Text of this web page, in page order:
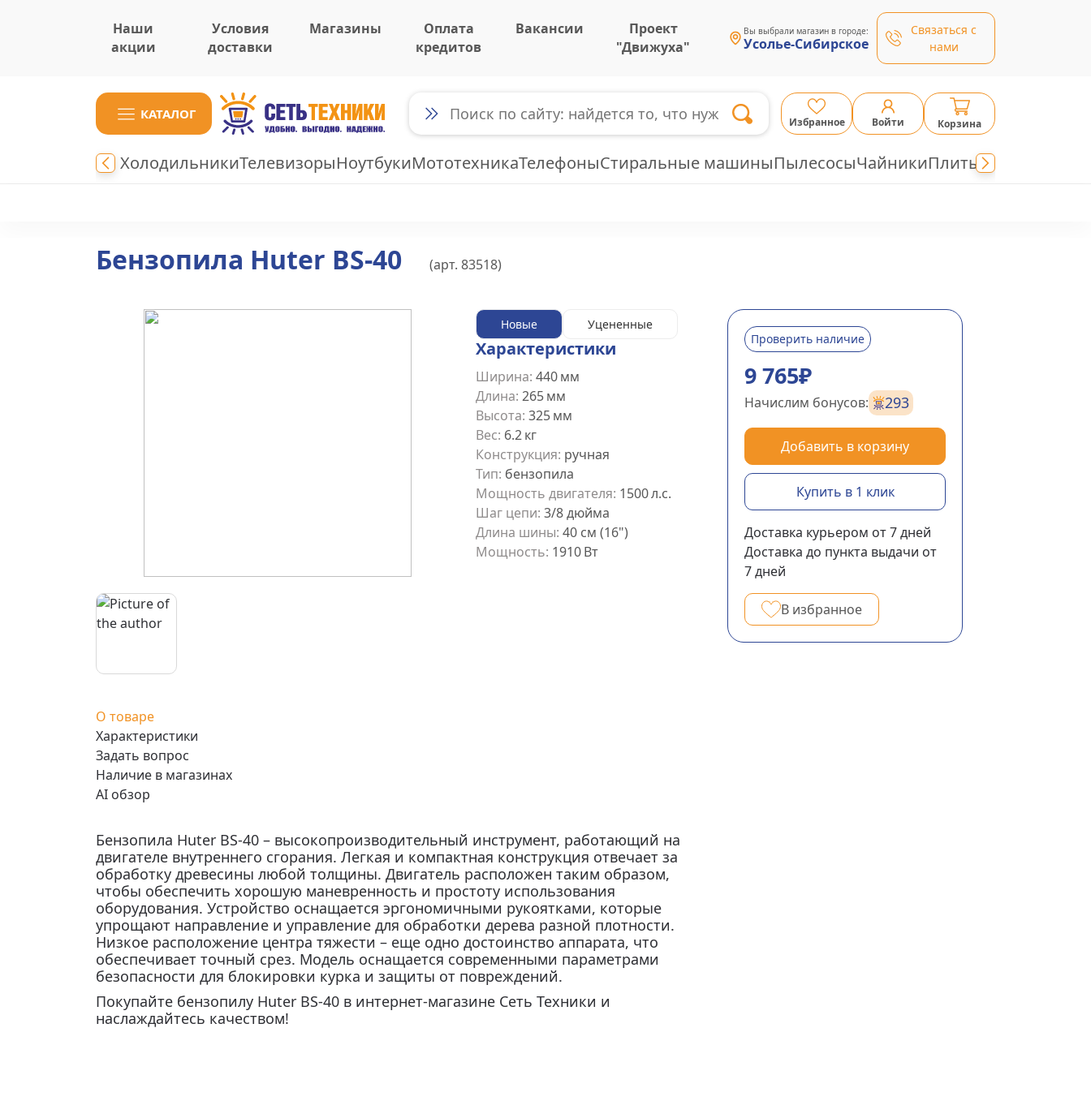
Наши
акции
Условия
доставки
Магазины
Оплата
кредитов
Вакансии
Проект
"Движуха"
Вы выбрали магазин в городе:
Усолье-Сибирское
Связаться с
нами
КАТАЛОГ
Избранное Войти Корзина
ХолодильникиТелевизорыНоутбукиМототехникаТелефоныСтиральные машиныПылесосыЧайникиПлиты
Бензопила Huter BS-40 (арт. 83518)
9 765₽
Проверить наличие
Начислим бонусов: 293
Добавить в корзину
Купить в 1 клик
Доставка курьером от 7дней
Доставка до пункта выдачи от
7дней
В избранное
Новые Уцененные
Характеристики
Ширина: 440мм
Длина: 265мм
Высота: 325мм
Вес: 6.2кг
Конструкция: ручная
Тип: бензопила
Мощность двигателя: 1500л.с.
Шаг цепи: 3/8 дюйма
Длина шины: 40 см (16")
Мощность: 1910Вт
О товаре
Характеристики
Задать вопрос
Наличие в магазинах
AI обзор
Бензопила Huter BS-40 – высокопроизводительный инструмент, работающий на
двигателе внутреннего сгорания. Легкая и компактная конструкция отвечает за
обработку древесины любой толщины. Двигатель расположен таким образом,
чтобы обеспечить хорошую маневренность и простоту использования
оборудования. Устройство оснащается эргономичными рукоятками, которые
упрощают направление и управление для обработки дерева разной плотности.
Низкое расположение центра тяжести – еще одно достоинство аппарата, что
обеспечивает точный срез. Модель оснащается современными параметрами
безопасности для блокировки курка и защиты от повреждений.
Покупайте бензопилу Huter BS-40 в интернет-магазине Сеть Техники и
наслаждайтесь качеством!